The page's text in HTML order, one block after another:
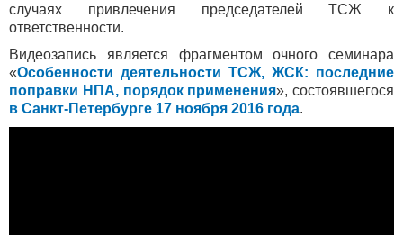
случаях привлечения председателей ТСЖ к
ответственности.
Видеозапись является фрагментом очного семинара
«Особенности деятельности ТСЖ, ЖСК: последние
поправки НПА, порядок применения», состоявшегося
в Санкт-Петербурге 17 ноября 2016 года.